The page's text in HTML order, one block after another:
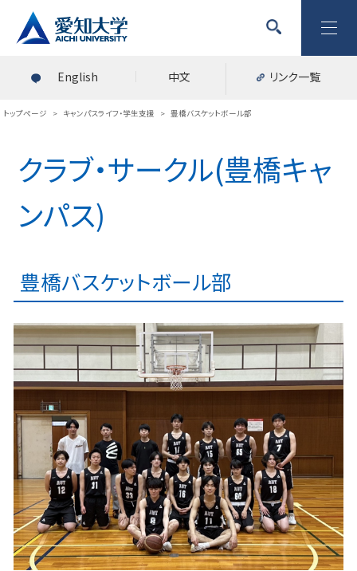
English 中文 リンク一覧
トップページ > キャンパスライフ・学生支援 > 豊橋バスケットボール部
クラブ・サークル(豊橋キャ
ンパス)
豊橋バスケットボール部